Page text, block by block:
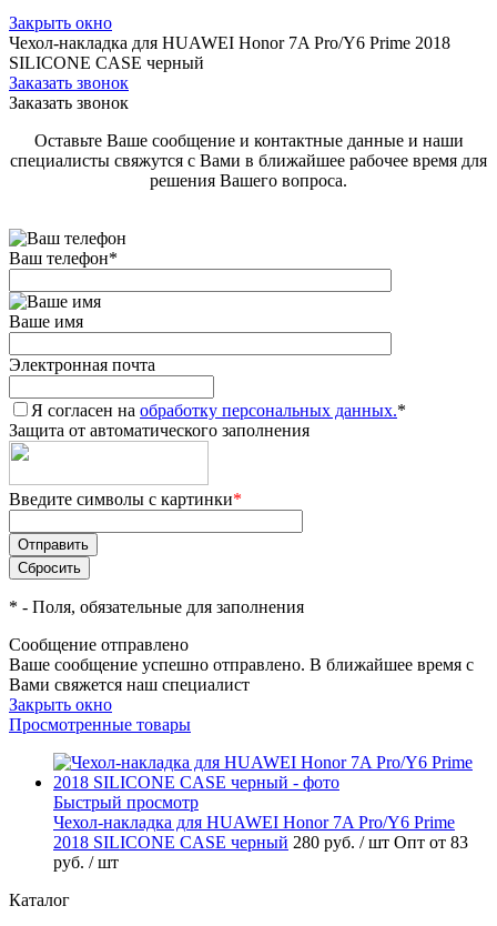
Закрыть окно
Чехол-накладка для HUAWEI Honor 7A Pro/Y6 Prime 2018
SILICONE CASE черный
Заказать звонок
Заказать звонок
Оставьте Ваше сообщение и контактные данные и наши
специалисты свяжутся с Вами в ближайшее рабочее время для
решения Вашего вопроса.
Ваш телефон*
Ваше имя
Электронная почта
Я согласен на обработку персональных данных.*
Защита от автоматического заполнения
Введите символы с картинки*
* - Поля, обязательные для заполнения
Сообщение отправлено
Ваше сообщение успешно отправлено. В ближайшее время с
Вами свяжется наш специалист
Закрыть окно
Просмотренные товары
Быстрый просмотр
Чехол-накладка для HUAWEI Honor 7A Pro/Y6 Prime
2018 SILICONE CASE черный 280 руб. / шт Опт от 83
руб. / шт
Каталог